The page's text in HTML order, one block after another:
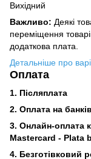
Вихідний
Важливо: Деякі
переміщення
додаткова плата.
Детальніше про
Оплата
1. Післяплата
2. Оплата на
3. Онлайн-оплата
Mastercard - Plata
4. Безготівковий